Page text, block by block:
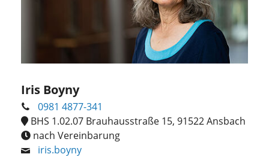
Iris Boyny
0981 4877-341
BHS 1.02.07 Brauhausstraße 15, 91522 Ansbach
nach Vereinbarung
iris.boyny